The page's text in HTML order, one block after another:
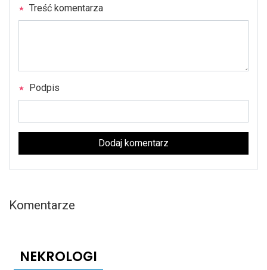
Treść komentarza
Podpis
Dodaj komentarz
Komentarze
NEKROLOGI